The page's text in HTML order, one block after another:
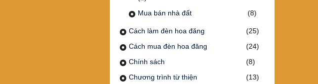
Mua bán nhà đất
(8)
Cách làm đèn hoa đăng
(25)
Cách mua đèn hoa đăng
(24)
Chính sách
(8)
Chương trình từ thiện
(13)